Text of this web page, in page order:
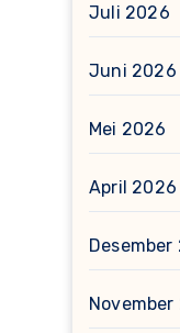
Juli 2026
Juni 2026
Mei 2026
April 2026
Desember
November